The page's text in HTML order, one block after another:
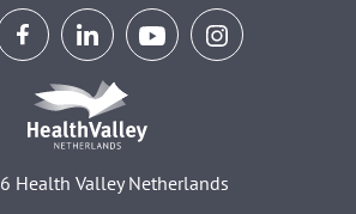
Health Valley Netherlands